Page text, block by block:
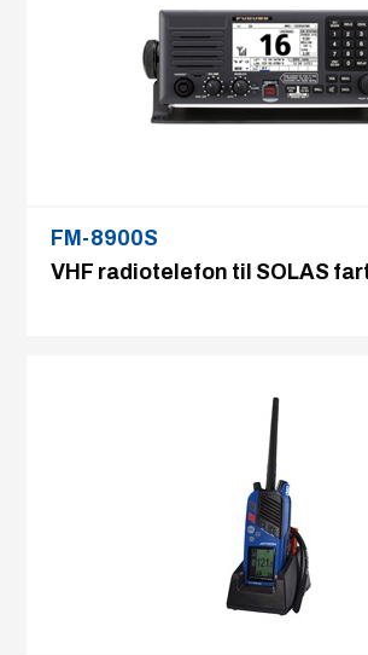
FM-8900S
VHF radiotelefon til SOLAS